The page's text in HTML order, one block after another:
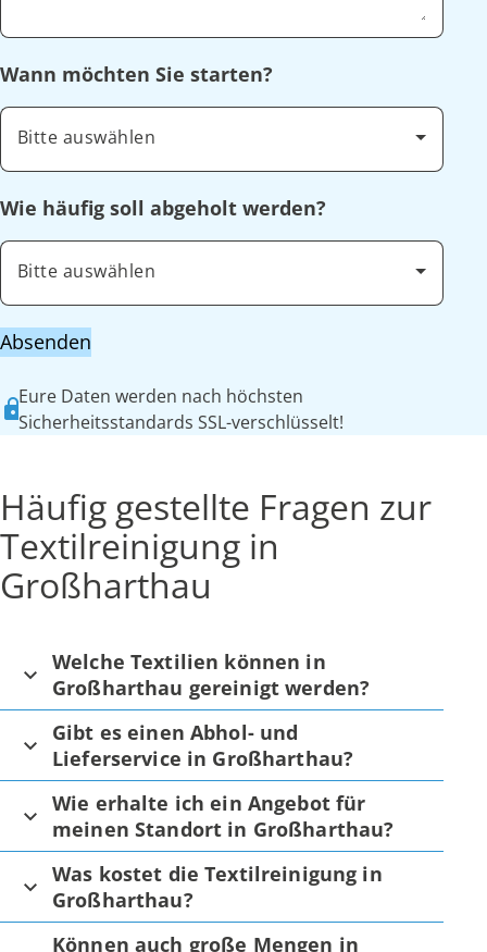
Wann möchten Sie starten?
Bitte auswählen
Wie häufig soll abgeholt werden?
Bitte auswählen
Absenden
Eure Daten werden nach höchsten
Sicherheitsstandards SSL-verschlüsselt!
Häufig gestellte Fragen zur
Textilreinigung in
Großharthau
Welche Textilien können in
Großharthau gereinigt werden?
Gibt es einen Abhol- und
Lieferservice in Großharthau?
Wie erhalte ich ein Angebot für
meinen Standort in Großharthau?
Was kostet die Textilreinigung in
Großharthau?
Können auch große Mengen in